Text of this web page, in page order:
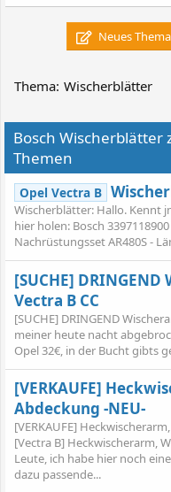
Neues
Thema: Wischerblätter
Bosch Wischerblätter
Themen
Opel Vectra B
Wischerblätter: Hallo. Kennt
hier holen: Bosch
Nachrüstungsset AR480S -
[SUCHE]
Vectra B CC
[SUCHE] DRINGEND
meiner heute nacht
Opel 32€, in der Bucht gibts
[VERKAUFE]
Abdeckung -NEU-
[VERKAUFE]
[Vectra B] Heckwischerarm,
Leute, ich habe hier noch
dazu passende...